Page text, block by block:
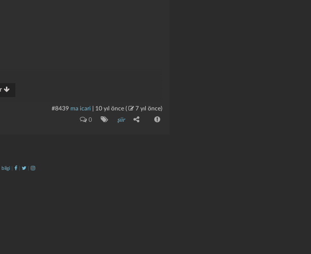
#8439 ma icari 10 yıl önce ( 7 yıl önce)
0 şiir
bilgi